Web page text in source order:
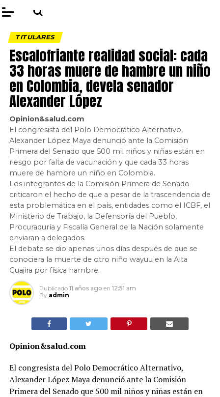
TITULARES
Escalofriante realidad social: cada
33 horas muere de hambre un niño
en Colombia, devela senador
Alexander López
Opinion&salud.com
El congresista del Polo Democrático Alternativo,
Alexander López Maya denunció ante la Comisión
Primera del Senado que 500 mil niños y niñas están en
riesgo por falta de vacunación y que cada 33 horas
muere de hambre un niño en Colombia.
Los integrantes de la Comisión Primera de Senado
criticaron el hecho de que a pesar de la trascendencia de
esta problemática en el país, entidades como el ICBF, el
Ministerio de Trabajo, la Defensoría del Pueblo,
Procuraduría y Fiscalía General de la Nación solamente
enviaran a delegados.
El debate se dio apenas unos días después de que se
conociera la muerte de otro niño wayuu en la Alta
Guajira por física hambre.
Publicado 11 años ago en 12:51 am
By admin
Opinion&salud.com
El congresista del Polo Democrático Alternativo,
Alexander López Maya denunció ante la Comisión
Primera del Senado que 500 mil niños y niñas están en